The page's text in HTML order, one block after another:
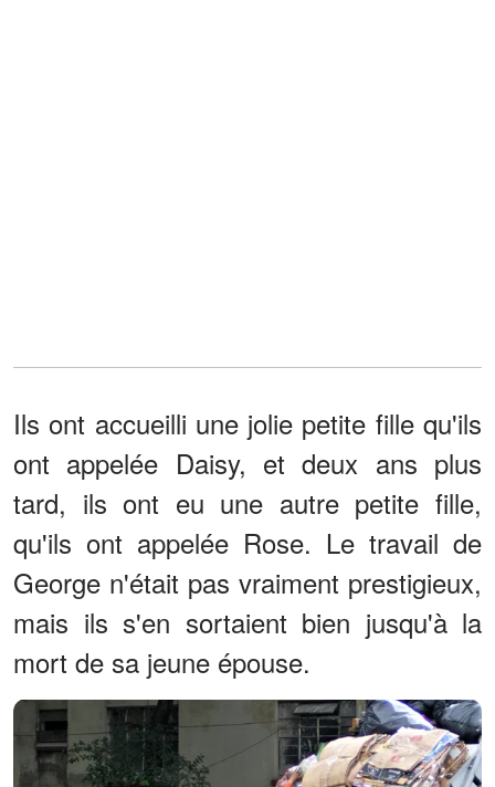
Ils ont accueilli une jolie petite fille qu'ils
ont appelée Daisy, et deux ans plus
tard, ils ont eu une autre petite fille,
qu'ils ont appelée Rose. Le travail de
George n'était pas vraiment prestigieux,
mais ils s'en sortaient bien jusqu'à la
mort de sa jeune épouse.